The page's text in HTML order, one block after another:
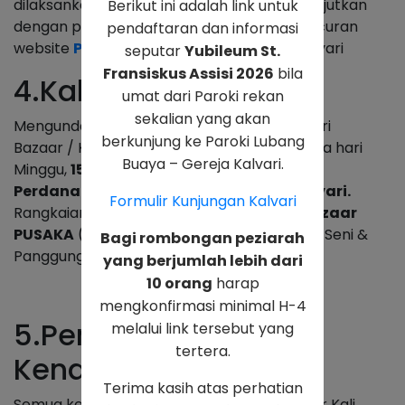
dilaksankan satu kali. Selanjutnya akan dilanjutkan
dengan pesta umat sera Bazaar dan Peluncuran
website PUSAKAsebagai wadah UMKM Kalvari
4.Kalvari Festival
Mengundang seluruh umat untuk menghadiri
Bazaar / Kalvari Festival yang diadakan pada hari
Minggu,15 September 2024, setelahMisa
Perdana di Aula & Basement Gereja Kalvari.
Rangkaian Acara Kalvari Festival adalah
Bazaar
PUSAKA ( Pusat Usaha Kalvari), Pameran Seni &
Panggung Pertunjukkan.
5.Pengaturan Parkir
Kendaraan
Berikut ini adalah link untuk
pendaftaran dan informasi
seputarYubileum St.
Fransiskus Assisi 2026 bila
umat dari Paroki rekan
sekalian yang akan
berkunjung ke Paroki Lubang
Buaya – Gereja Kalvari.
Formulir Kunjungan Kalvari
Bagi rombongan peziarah
yang berjumlah lebih dari
10 orang harap
mengkonfirmasi minimal H-4
melalui link tersebut yang
tertera.
Terima kasih atas perhatian